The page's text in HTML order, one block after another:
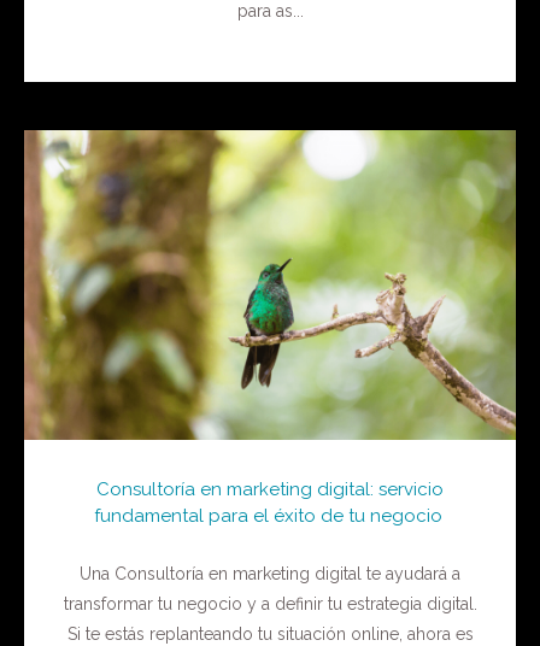
para as...
Consultoría en marketing digital: servicio
fundamental para el éxito de tu negocio
Una Consultoría en marketing digital te ayudará a
transformar tu negocio y a definir tu estrategia digital.
Si te estás replanteando tu situación online, ahora es